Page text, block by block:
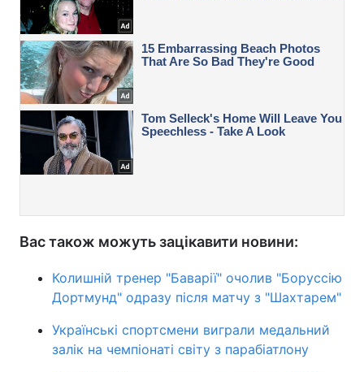
Вас також можуть зацікавити новини:
Колишній тренер "Баварії" очолив "Боруссію
Дортмунд" одразу після матчу з "Шахтарем"
Українські спортсмени виграли медальний
залік на чемпіонаті світу з парабіатлону